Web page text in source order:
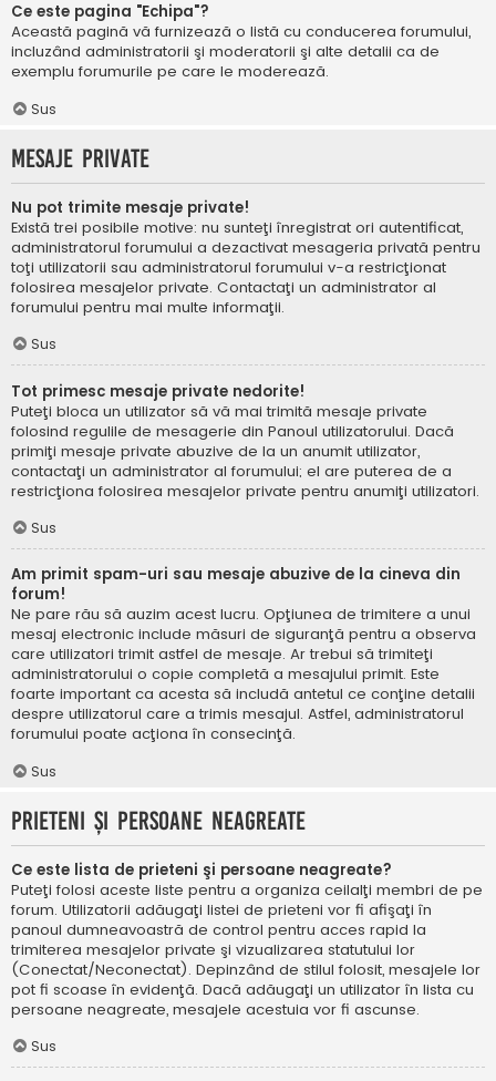
Ce este pagina "Echipa"?
Această pagină vă furnizează o listă cu conducerea forumului,
incluzând administratorii şi moderatorii şi alte detalii ca de
exemplu forumurile pe care le moderează.
Sus
Mesaje private
Nu pot trimite mesaje private!
Există trei posibile motive: nu sunteţi înregistrat ori autentificat,
administratorul forumului a dezactivat mesageria privată pentru
toţi utilizatorii sau administratorul forumului v-a restricţionat
folosirea mesajelor private. Contactaţi un administrator al
forumului pentru mai multe informaţii.
Sus
Tot primesc mesaje private nedorite!
Puteţi bloca un utilizator să vă mai trimită mesaje private
folosind regulile de mesagerie din Panoul utilizatorului. Dacă
primiţi mesaje private abuzive de la un anumit utilizator,
contactaţi un administrator al forumului; el are puterea de a
restricţiona folosirea mesajelor private pentru anumiţi utilizatori.
Sus
Am primit spam-uri sau mesaje abuzive de la cineva din
forum!
Ne pare rău să auzim acest lucru. Opţiunea de trimitere a unui
mesaj electronic include măsuri de siguranţă pentru a observa
care utilizatori trimit astfel de mesaje. Ar trebui să trimiteţi
administratorului o copie completă a mesajului primit. Este
foarte important ca acesta să includă antetul ce conţine detalii
despre utilizatorul care a trimis mesajul. Astfel, administratorul
forumului poate acţiona în consecinţă.
Sus
Prieteni şi persoane neagreate
Ce este lista de prieteni şi persoane neagreate?
Puteţi folosi aceste liste pentru a organiza ceilalţi membri de pe
forum. Utilizatorii adăugaţi listei de prieteni vor fi afişaţi în
panoul dumneavoastră de control pentru acces rapid la
trimiterea mesajelor private şi vizualizarea statutului lor
(Conectat/Neconectat). Depinzând de stilul folosit, mesajele lor
pot fi scoase în evidenţă. Dacă adăugaţi un utilizator în lista cu
persoane neagreate, mesajele acestuia vor fi ascunse.
Sus